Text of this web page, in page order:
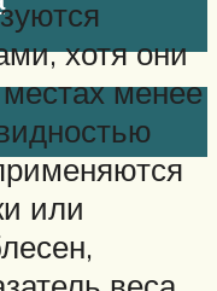
хотя они
менее
или